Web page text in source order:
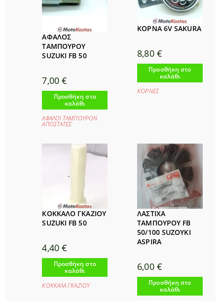
ΑΦΑΛΟΣ
ΤΑΜΠΟΥΡΟΥ
SUZUKI FB 50
7,00 €
Προσθήκη στο
καλάθι
ΑΦΑΛΟΙ ΤΑΜΠΟΥΡΟΝ
ΑΠΟΣΤΑΤΕΣ
ΚΟΡΝΑ 6V SAKURA
8,80 €
Προσθήκη στο
καλάθι
ΚΟΡΝΕΣ
ΚΟΚΚΑΛΟ ΓΚΑΖΙΟΥ
SUZUKI FB 50
4,40 €
Προσθήκη στο
καλάθι
ΚΟΚΚΑΛΑ ΓΚΑΖΙΟΥ
ΛΑΣΤΙΧΑ
ΤΑΜΠΟΥΡΟΥ FB
50/100 SUZOYKI
ASPIRA
6,00 €
Προσθήκη στο
καλάθι